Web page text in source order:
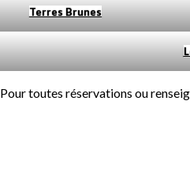
Terres Brunes
Pour toutes réservations ou